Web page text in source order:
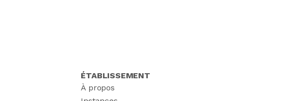
ÉTABLISSEMENT
À propos